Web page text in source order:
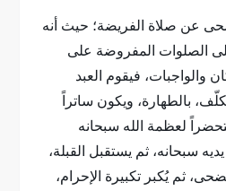
عن صلاة الفريضة؛ حيث أنه
الصلوات المفروضة على
والواجبات، فيقوم العبد
بالطهارة، ويكون ساتراً
لعظمة الله سبحانه
سبحانه، ثم يستقبل القبلة،
ثم يُكبر تكبيرة الإحرام،